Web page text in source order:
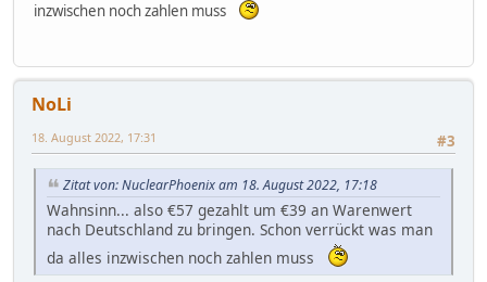
inzwischen noch zahlen muss
NoLi
#3
18. August 2022, 17:31
Zitat von: NuclearPhoenix am 18. August 2022, 17:18
Wahnsinn... also €57 gezahlt um €39 an Warenwert
nach Deutschland zu bringen. Schon verrückt was man
da alles inzwischen noch zahlen muss